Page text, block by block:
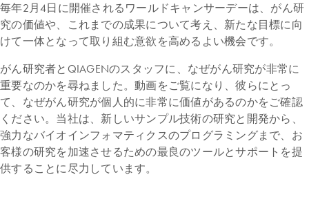
毎年2月4日に開催されるワールドキャンサーデーは、がん研
究の価値や、これまでの成果について考え、新たな目標に向
けて一体となって取り組む意欲を高めるよい機会です。
がん研究者とQIAGENのスタッフに、なぜがん研究が非常に
重要なのかを尋ねました。動画をご覧になり、彼らにとっ
て、なぜがん研究が個人的に非常に価値があるのかをご確認
ください。当社は、新しいサンプル技術の研究と開発から、
強力なバイオインフォマティクスのプログラミングまで、お
客様の研究を加速させるための最良のツールとサポートを提
供することに尽力しています。